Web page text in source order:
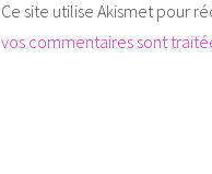
Ce site utilise Akismet pour
vos commentaires sont